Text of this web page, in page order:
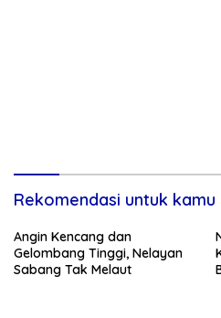
Rekomendasi untuk kamu
Angin Kencang dan
Gelombang Tinggi, Nelayan
Sabang Tak Melaut